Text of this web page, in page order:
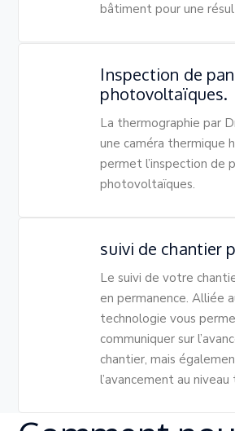
bâtiment pour une
Inspection de
photovoltaïques.
La thermographie par
une caméra thermique
permet l’inspection de
photovoltaïques.
suivi de chantier
Le suivi de votre
en permanence. Alliée
technologie vous
communiquer sur
chantier, mais
l’avancement au niveau